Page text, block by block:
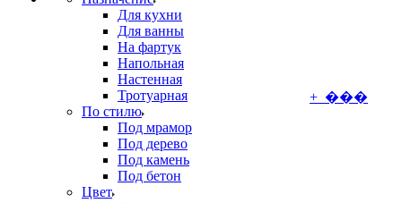
Для кухни
Для ванны
На фартук
Напольная
Настенная
Тротуарная
По стилю
Под мрамор
Под дерево
Под камень
Под бетон
Цвет
+ ���